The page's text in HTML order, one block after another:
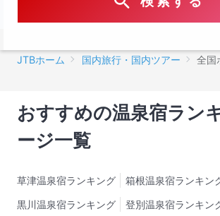
JTBホーム 国内旅行・国内ツアー 全国
おすすめの温泉宿ラン
ージ一覧
草津温泉宿ランキング
箱根温泉宿ランキン
黒川温泉宿ランキング
登別温泉宿ランキン